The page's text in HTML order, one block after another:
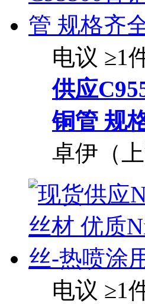
电议 ≥1
供应
铜管 规
卓伊（
电议 ≥1